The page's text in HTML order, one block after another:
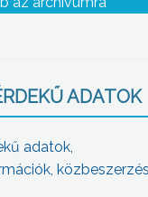
ADATOK
adatok,